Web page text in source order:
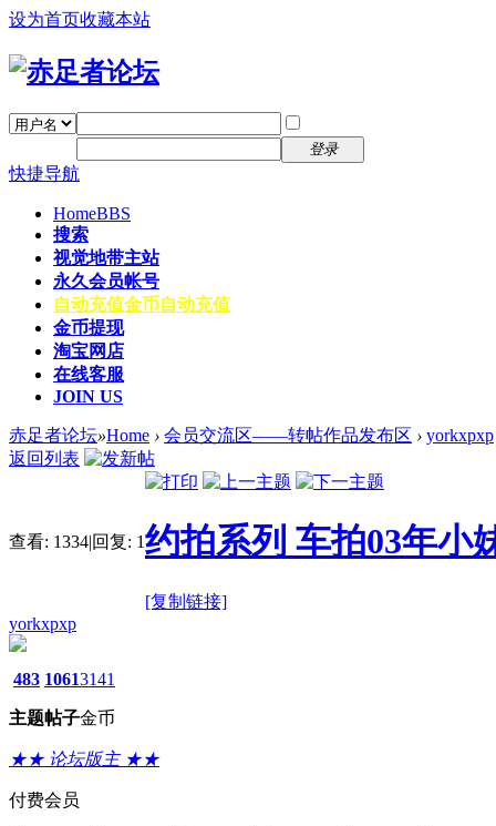
设为首页收藏本站
登录
快捷导航
HomeBBS
搜索
视觉地带主站
永久会员帐号
自动充值金币自动充值
金币提现
淘宝网店
在线客服
JOIN US
赤足者论坛»Home › 会员交流区——转帖作品发布区 › yorkxpxp
返回列表
查看: 1334|回复: 1约拍系列 车拍03年小
[复制链接]
yorkxpxp
483
主题
1061
帖子
3141
金币
★★ 论坛版主 ★★
付费会员